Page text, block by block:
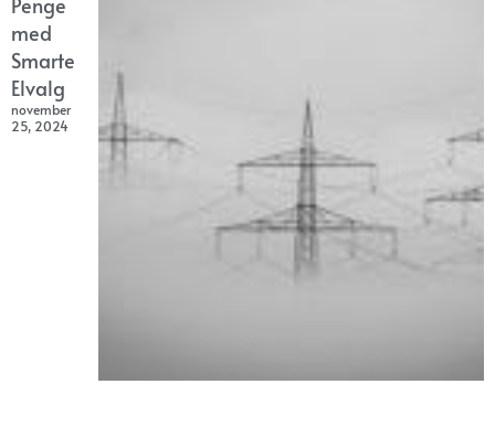
med
Smarte
Elvalg
november
25, 2024